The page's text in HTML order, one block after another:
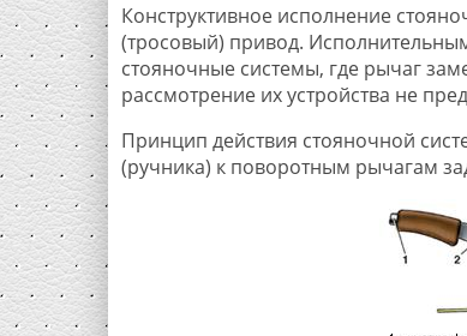
Конструктивное исполнение
(тросовый) привод.
стояночные системы, где рычаг
рассмотрение их устройства не
Принцип действия стояночной
(ручника) к поворотным рычагам